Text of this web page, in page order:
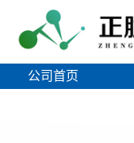
公司首页